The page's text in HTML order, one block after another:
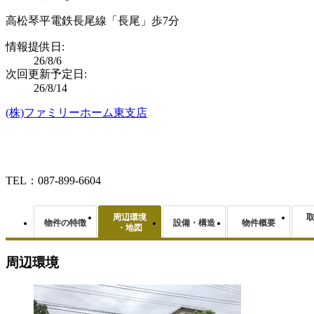
高松琴平電鉄長尾線「長尾」歩7分
情報提供日:
26/8/6
次回更新予定日:
26/8/14
(株)ファミリーホーム東支店
TEL：087-899-6604
物件の特徴
周辺環境
・地図
設備・構造 物件概要
周辺環境